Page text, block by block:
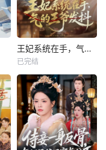
王妃系统在手，气的王爷发抖
已完结